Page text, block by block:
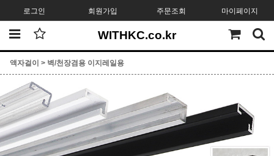
로그인 회원가입 주문조회 마이페이지
WITHKC.co.kr
액자걸이 > 벽/천장겸용 이지레일용